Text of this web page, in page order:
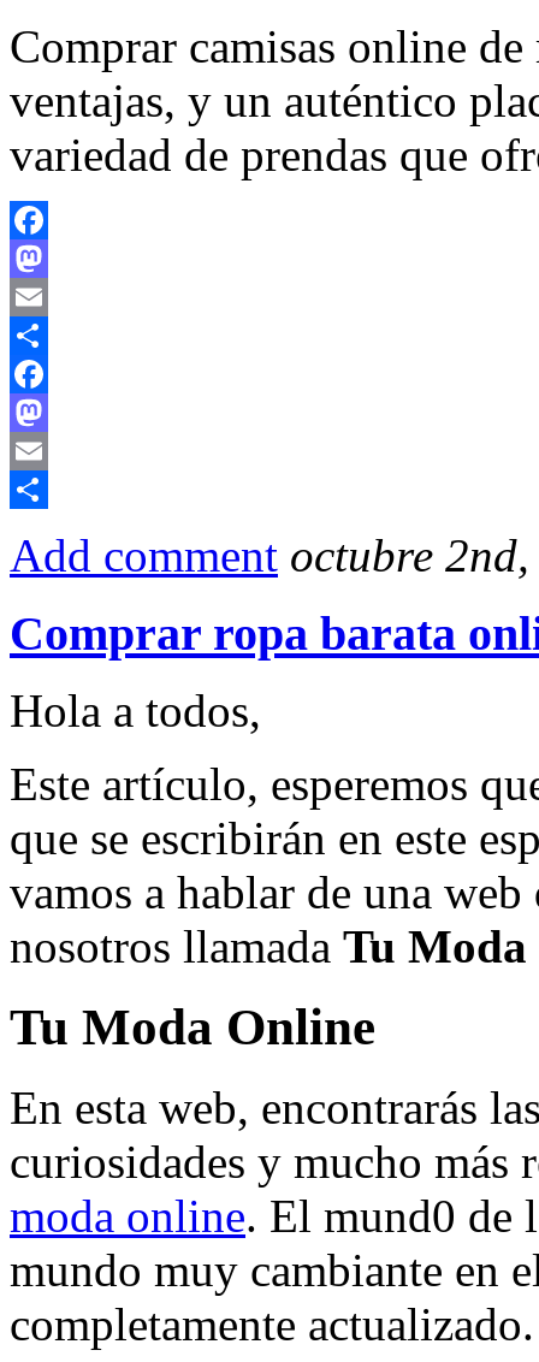
Comprar camisas online
ventajas, y un auténtico
variedad de prendas que
Facebook
Mastodon
Email
Compartir
Facebook
Mastodon
Email
Add comment octubre
Comprar ropa barata
Hola a todos,
Este artículo, esperemos
que se escribirán en este
vamos a hablar de una
nosotros llamada Tu
Tu Moda Online
En esta web, encontrarás
curiosidades y mucho más
moda online. El mund0 de
mundo muy cambiante en
completamente